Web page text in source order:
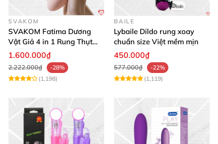
SVAKOM
SVAKOM Fatima Dương
Vật Giả 4 in 1 Rung Thụt
Hút Toả Nhiệt Massage Cho
1.600.000₫
2.222.000₫
-28%
(1,198)
BAILE
Lybaile Dildo rung xoay
chuẩn size Việt mềm mịn
450.000₫
577.000₫
-22%
(1,119)